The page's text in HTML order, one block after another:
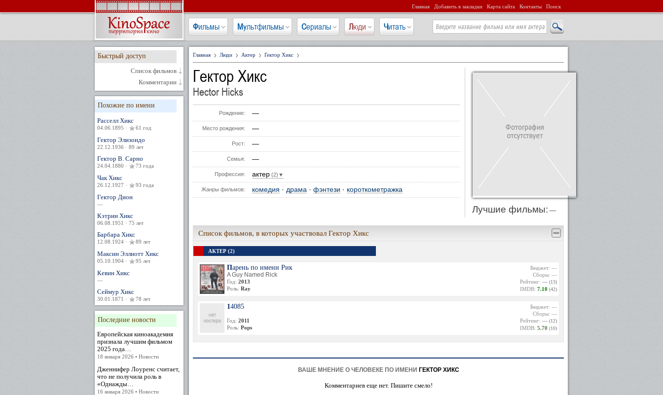
Главная Добавить в закладки Карта сайта Контакты Поиск
Фильмы Мультфильмы Сериалы Люди Читать
Быстрый доступ
Список фильмов
Комментарии
Похожие по имени
Расселл Хикс
04.06.1895 · 61 год
Гектор Элизондо
22.12.1936 · 89 лет
Гектор В. Сарно
24.04.1880 · 73 года
Чак Хикс
26.12.1927 · 93 года
Гектор Дион
—
Кэтрин Хикс
06.08.1951 · 75 лет
Барбара Хикс
12.08.1924 · 89 лет
Максин Эллиотт Хикс
05.10.1904 · 95 лет
Кевин Хикс
—
Сеймур Хикс
30.01.1871 · 78 лет
Последние новости
Европейская киноакадемия
признала лучшим фильмом
2025 года…
18 января 2026 • Новости
Дженнифер Лоуренс считает,
что не получила роль в
«Однажды…
16 января 2026 • Новости
Главная Люди Актер Гектор Хикс
Гектор Хикс
Hector Hicks
Рождение: —
Место рождения: —
Рост: —
Семья: —
Профессия: актер (2)▼
Жанры фильмов: комедия · драма · фэнтези · короткометражка
Лучшие фильмы: —
Список фильмов, в которых участвовал Гектор Хикс
АКТЕР (2)
Парень по имени Рик
A Guy Named Rick
Год: 2013
Роль: Ray
Бюджет: —
Сборы: —
Рейтинг: — (13)
IMDB: 7.10 (42)
14085
Год: 2011
Роль: Pops
Бюджет: —
Сборы: —
Рейтинг: — (12)
IMDB: 5.70 (10)
ВАШЕ МНЕНИЕ О ЧЕЛОВЕКЕ ПО ИМЕНИ ГЕКТОР ХИКС
Комментариев еще нет. Пишите смело!